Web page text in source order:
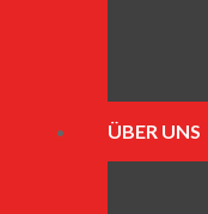
ÜBER UNS